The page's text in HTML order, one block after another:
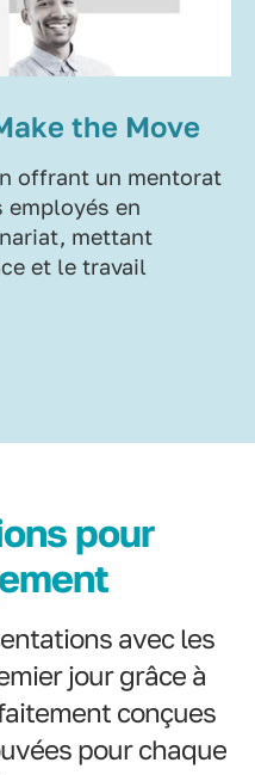
the Move
offrant un mentorat
employés en
mettant
et le travail
pour
avec les
jour grâce à
conçues
pour chaque